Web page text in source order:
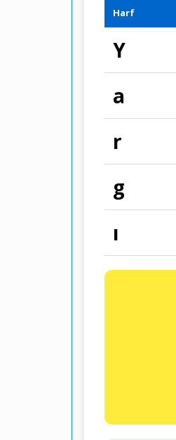
Harf
Y
a
r
g
ı